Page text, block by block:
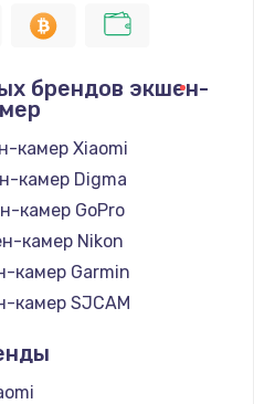
шнура
модуля
руб.
брендов экшен-
камер Xiaomi
камер Digma
камер GoPro
камер Nikon
камер Garmin
камер SJCAM